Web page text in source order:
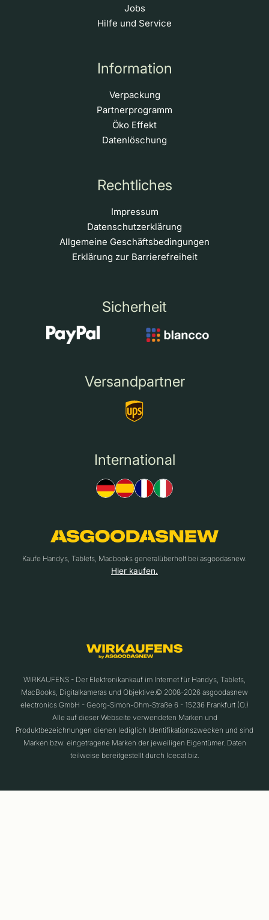
Jobs
Hilfe und Service
Information
Verpackung
Partnerprogramm
Öko Effekt
Datenlöschung
Rechtliches
Impressum
Datenschutzerklärung
Allgemeine Geschäftsbedingungen
Erklärung zur Barrierefreiheit
Sicherheit
Versandpartner
International
Kaufe Handys, Tablets, Macbooks generalüberholt bei asgoodasnew.
Hier kaufen.
WIRKAUFENS - Der Elektronikankauf im Internet für Handys, Tablets,
MacBooks, Digitalkameras und Objektive.© 2008-2026 asgoodasnew
electronics GmbH - Georg-Simon-Ohm-Straße 6 - 15236 Frankfurt (O.)
Alle auf dieser Webseite verwendeten Marken und
Produktbezeichnungen dienen lediglich Identifikationszwecken und sind
Marken bzw. eingetragene Marken der jeweiligen Eigentümer. Daten
teilweise bereitgestellt durch Icecat.biz.